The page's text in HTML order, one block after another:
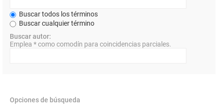
Buscar todos los términos
Buscar cualquier término
Buscar autor:
Emplea * como comodín para coincidencias parciales.
Opciones de búsqueda